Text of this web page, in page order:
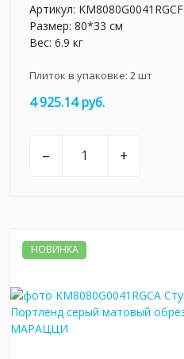
Артикул: KM8080G0041RGCF
Размер: 80*33 см
Вес: 6.9 кг
Плиток в упаковке: 2шт
4 925.14 руб.
– +
НОВИНКА